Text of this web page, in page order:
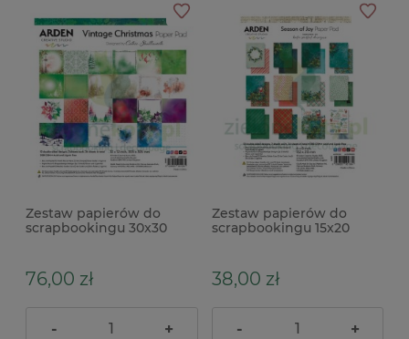
Zestaw papierów do
scrapbookingu 30x30
76,00 zł
- +
Zestaw papierów do
scrapbookingu 15x20
38,00 zł
- +